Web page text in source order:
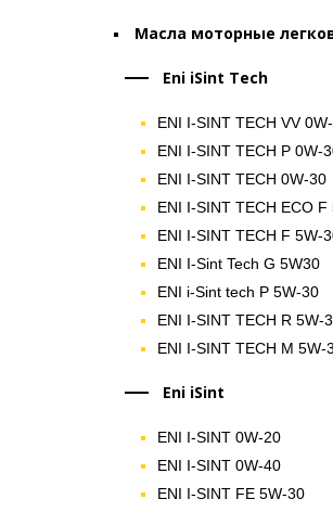
Масла моторные
Eni iSint Tech
ENI I-SINT TECH VV
ENI I-SINT TECH P 0W-
ENI I-SINT TECH 0W-30
ENI I-SINT TECH ECO F
ENI I-SINT TECH F 5W-
ENI I-Sint Tech G 5W30
ENI i-Sint tech P 5W-30
ENI I-SINT TECH R 5W-
ENI I-SINT TECH M 5W-
Eni iSint
ENI I-SINT 0W-20
ENI I-SINT 0W-40
ENI I-SINT FE 5W-30